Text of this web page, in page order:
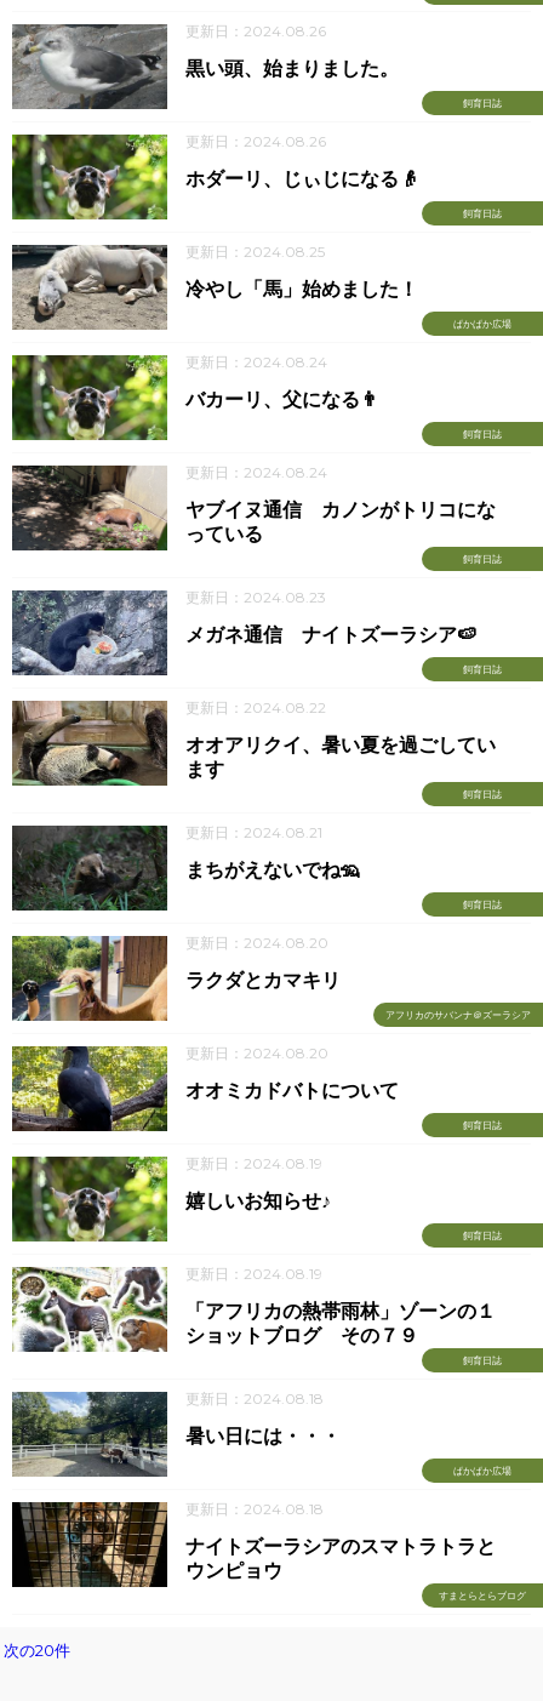
更新日：2024.08.26
飼育日誌
黒い頭、始まりました。
更新日：2024.08.26
飼育日誌
ホダーリ、じぃじになる👴
更新日：2024.08.25
ぱかぱか広場
冷やし「馬」始めました！
更新日：2024.08.24
飼育日誌
バカーリ、父になる👨
更新日：2024.08.24
飼育日誌
ヤブイヌ通信 カノンがトリコにな
っている
更新日：2024.08.23
飼育日誌
メガネ通信 ナイトズーラシア🍉
更新日：2024.08.22
飼育日誌
オオアリクイ、暑い夏を過ごしてい
ます
更新日：2024.08.21
飼育日誌
まちがえないでね🦡
更新日：2024.08.20
アフリカのサバンナ＠ズーラシア
ラクダとカマキリ
更新日：2024.08.20
飼育日誌
オオミカドバトについて
更新日：2024.08.19
飼育日誌
嬉しいお知らせ♪
更新日：2024.08.19
飼育日誌
「アフリカの熱帯雨林」ゾーンの１
ショットブログ その７９
更新日：2024.08.18
ぱかぱか広場
暑い日には・・・
更新日：2024.08.18
すまとらとらブログ
ナイトズーラシアのスマトラトラと
ウンピョウ
次の20件